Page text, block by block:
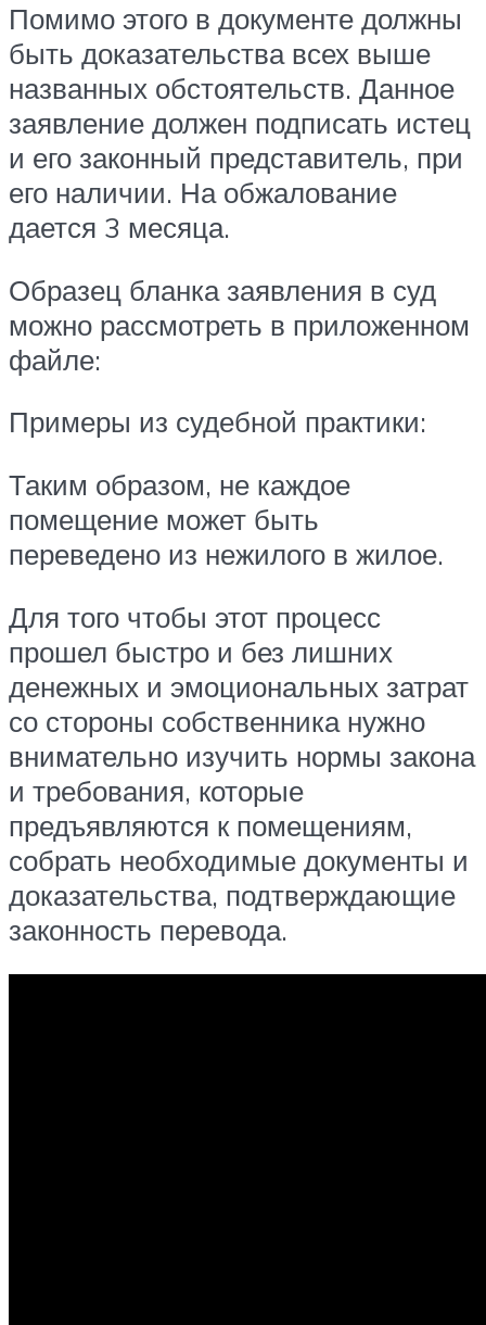
Помимо этого в документе должны
быть доказательства всех выше
названных обстоятельств. Данное
заявление должен подписать истец
и его законный представитель, при
его наличии. На обжалование
дается 3 месяца.
Образец бланка заявления в суд
можно рассмотреть в приложенном
файле:
Примеры из судебной практики:
Таким образом, не каждое
помещение может быть
переведено из нежилого в жилое.
Для того чтобы этот процесс
прошел быстро и без лишних
денежных и эмоциональных затрат
со стороны собственника нужно
внимательно изучить нормы закона
и требования, которые
предъявляются к помещениям,
собрать необходимые документы и
доказательства, подтверждающие
законность перевода.